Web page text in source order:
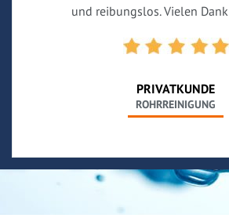
und reibungslos. Vielen
PRIVATKUNDE
ROHRREINIGUNG